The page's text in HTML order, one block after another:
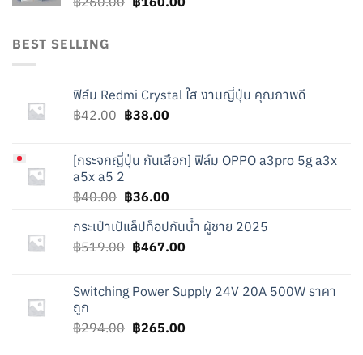
BEST SELLING
ฟิล์ม Redmi Crystal ใส งานญี่ปุ่น คุณภาพดี
฿42.00 Original
฿42.00.
฿38.00Current
฿38.00.
[กระจกญี่ปุ่น กันเสือก] ฟิล์ม OPPO a3pro 5g a3x
a5x a5 2
฿40.00 Original
was:
฿40.00.
฿36.00Current
is:
฿36.00.
กระเป๋าเป้แล็ปท็อปกันน้ำ ผู้ชาย 2025
฿519.00 Original
฿519.00.
฿467.00Current
฿467.00.
Switching Power Supply 24V 20A 500W ราคา
ถูก
฿294.00 Original
฿265.00Current